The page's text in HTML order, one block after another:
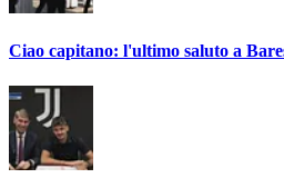
Ciao capitano: l'ultimo saluto a